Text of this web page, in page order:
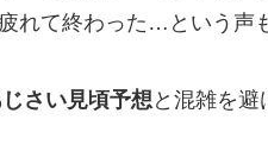
れて終わった…という声
さい見頃予想 と混雑を